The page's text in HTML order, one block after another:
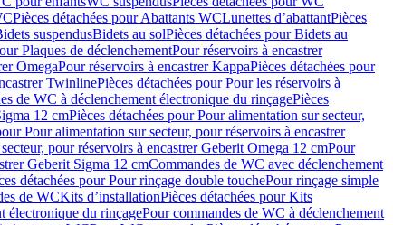
Pièces détachées pour Abattants WCLunettes d’abattantPièces
suspendusBidets au solPièces détachées pour Bidets au
Plaques de déclenchementPour réservoirs à encastrer
OmegaPour réservoirs à encastrer KappaPièces détachées pour
TwinlinePièces détachées pour Pour les réservoirs à
de WC à déclenchement électronique du rinçagePièces
12 cmPièces détachées pour Pour alimentation sur secteur,
Pour alimentation sur secteur, pour réservoirs à encastrer
pour réservoirs à encastrer Geberit Omega 12 cmPour
Geberit Sigma 12 cmCommandes de WC avec déclenchement
détachées pour Pour rinçage double touchePour rinçage simple
de WCKits d’installationPièces détachées pour Kits
électronique du rinçagePour commandes de WC à déclenchement